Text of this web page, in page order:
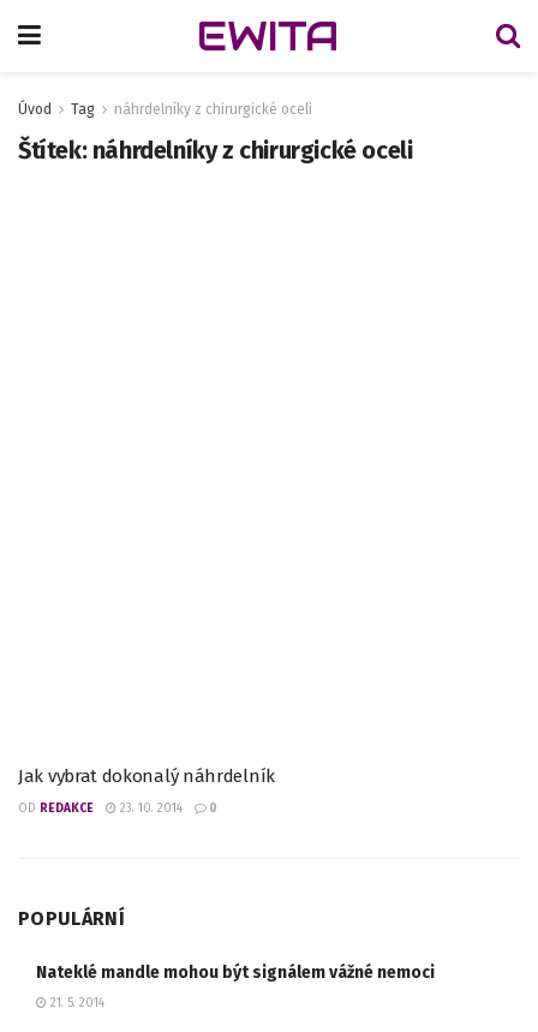
EWITA
Úvod Tag náhrdelníky z chirurgické oceli
Štítek: náhrdelníky z chirurgické oceli
Jak vybrat dokonalý náhrdelník
OD REDAKCE 23. 10. 2014 0
POPULÁRNÍ
Nateklé mandle mohou být signálem vážné nemoci
21. 5. 2014